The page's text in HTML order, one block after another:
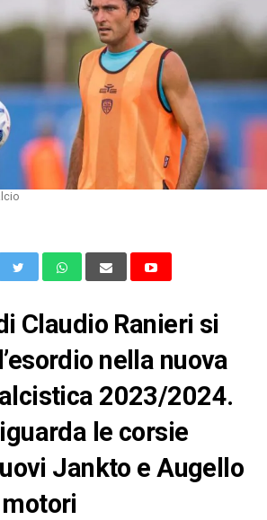
Claudio Ranieri si
nella nuova
2023/2024.
le corsie
Jankto e Augello